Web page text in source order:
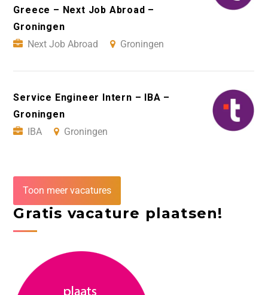
Greece – Next Job Abroad –
Groningen
Next Job Abroad
Groningen
Service Engineer Intern – IBA –
Groningen
IBA
Groningen
Toon meer vacatures
Gratis vacature plaatsen!